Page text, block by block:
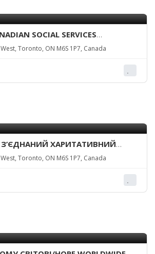
SOCIAL SERVICES
Toronto, ON M6S 1P7, Canada
З’ЄДНАНИЙ ХАРИТАТИВНИЙ
CHARITABLE TRUST
Toronto, ON M6S 1P7, Canada